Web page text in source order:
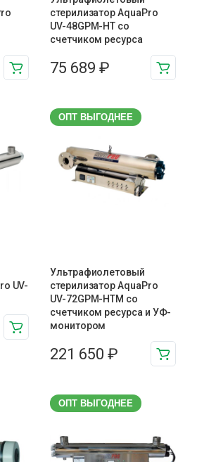
стерилизатор AquaPro
UV-48GPM-HT со
счетчиком ресурса
75 689 ₽
UV-
ОПТ ВЫГОДНЕЕ
Ультрафиолетовый
стерилизатор AquaPro
UV-72GPM-HTM cо
счетчиком ресурса и УФ-
монитором
221 650 ₽
ОПТ ВЫГОДНЕЕ